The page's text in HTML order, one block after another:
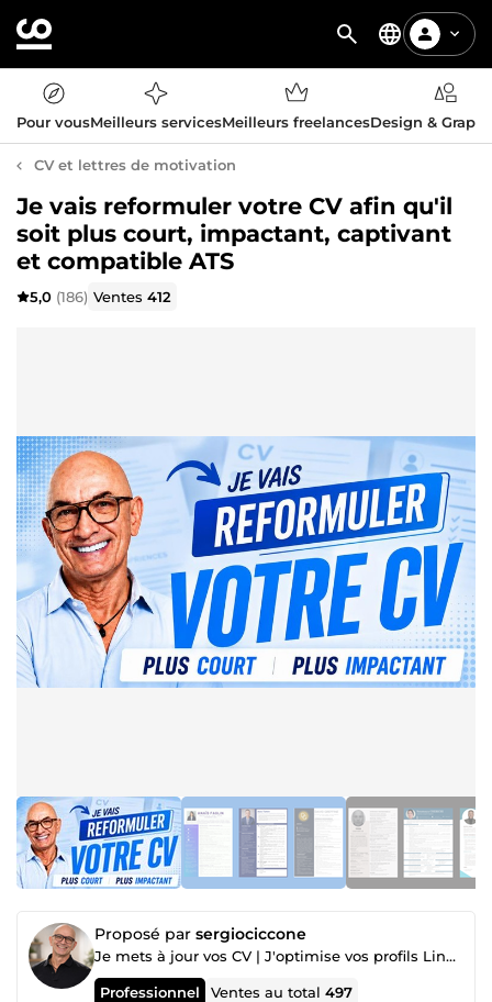
Pour vousMeilleurs servicesMeilleurs freelancesDesign &
CV et lettres de motivation
Je vais reformuler votre CV afin qu'il
soit plus court, impactant, captivant
et compatible ATS
5,0 (186) Ventes412
Proposé par sergiociccone
Je mets à jour vos CV | J'optimise vos profils LinkedIn |
Professionnel Ventes au total497